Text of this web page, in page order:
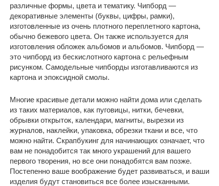
различные формы, цвета и тематику. Чипборд —
декоративные элементы (буквы, цифры, рамки),
изготовленные из очень плотного переплетного картона,
обычно бежевого цвета. Он также используется для
изготовления обложек альбомов и альбомов. Чипборд —
это чипборд из бескислотного картона с рельефным
рисунком. Самодельные чипборды изготавливаются из
картона и эпоксидной смолы.
Многие красивые детали можно найти дома или сделать
из таких материалов, как пуговицы, нитки, бечевки,
обрывки открыток, календари, магниты, вырезки из
журналов, наклейки, упаковка, обрезки ткани и все, что
можно найти. Скрапбукинг для начинающих означает, что
вам не понадобится так много украшений для вашего
первого творения, но все они понадобятся вам позже.
Постепенно ваше воображение будет развиваться, и ваши
изделия будут становиться все более изысканными.